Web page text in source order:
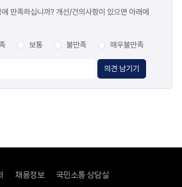
만족하십니까? 개선/건의사항이 있으면 아래에
보통 불만족 매우불만족
의견 남기기
채용정보 국민소통 상담실